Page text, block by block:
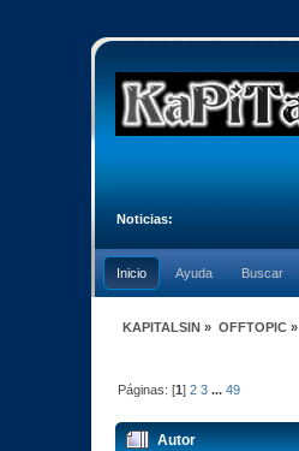
Noticias:
Inicio Ayuda Buscar
KAPITALSIN » OFFTOPIC»
Páginas: [1]2 3 ...49
Autor